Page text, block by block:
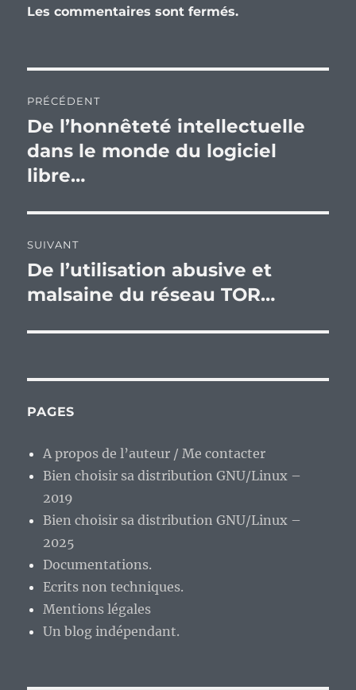
Les commentaires sont fermés.
de
l’article
PRÉCÉDENT
Publication
précédente :
De l’honnêteté intellectuelle
dans le monde du logiciel
libre…
SUIVANT
Publication
suivante :
De l’utilisation abusive et
malsaine du réseau TOR…
PAGES
A propos de l’auteur / Me contacter
Bien choisir sa distribution GNU/Linux –
2019
Bien choisir sa distribution GNU/Linux –
2025
Documentations.
Ecrits non techniques.
Mentions légales
Un blog indépendant.